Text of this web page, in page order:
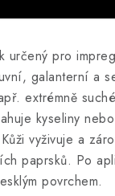
pro
galanterní a
extrémně
kyseliny
vyživuje a
paprsků. Po
povrchem.